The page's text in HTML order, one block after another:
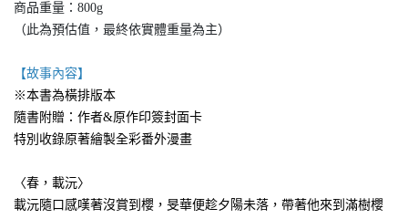
商品重量：800g
（此為預估值，最終依實體重量為主）
【故事內容】
※本書為橫排版本
隨書附贈：作者&原作印簽封面卡
特別收錄原著繪製全彩番外漫畫
〈春，載沅〉
載沅隨口感嘆著沒賞到櫻，旻華便趁夕陽未落，帶著他來到滿樹櫻